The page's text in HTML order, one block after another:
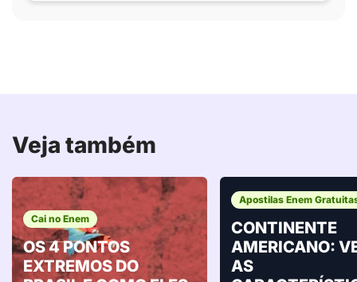
Veja também
Cai no Enem
OS 4 PONTOS
EXTREMOS DO
Apostilas Enem
CONTINENTE
AMERICANO:
AS